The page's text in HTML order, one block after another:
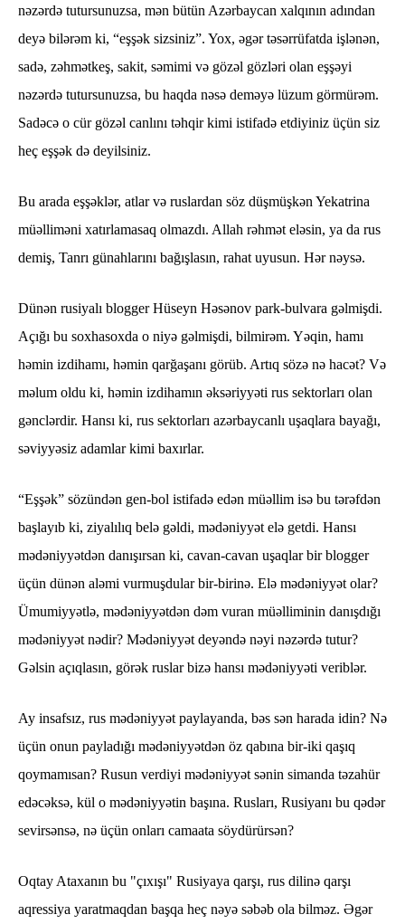
nəzərdə tutursunuzsa, mən bütün Azərbaycan xalqının adından
deyə bilərəm ki, “eşşək sizsiniz”. Yox, əgər təsərrüfatda işlənən,
sadə, zəhmətkeş, sakit, səmimi və gözəl gözləri olan eşşəyi
nəzərdə tutursunuzsa, bu haqda nəsə deməyə lüzum görmürəm.
Sadəcə o cür gözəl canlını təhqir kimi istifadə etdiyiniz üçün siz
heç eşşək də deyilsiniz.
Bu arada eşşəklər, atlar və ruslardan söz düşmüşkən Yekatrina
müəlliməni xatırlamasaq olmazdı. Allah rəhmət eləsin, ya da rus
demiş, Tanrı günahlarını bağışlasın, rahat uyusun. Hər nəysə.
Dünən rusiyalı blogger Hüseyn Həsənov park-bulvara gəlmişdi.
Açığı bu soxhasoxda o niyə gəlmişdi, bilmirəm. Yəqin, hamı
həmin izdihamı, həmin qarğaşanı görüb. Artıq sözə nə hacət? Və
məlum oldu ki, həmin izdihamın əksəriyyəti rus sektorları olan
gənclərdir. Hansı ki, rus sektorları azərbaycanlı uşaqlara bayağı,
səviyyəsiz adamlar kimi baxırlar.
“Eşşək” sözündən gen-bol istifadə edən müəllim isə bu tərəfdən
başlayıb ki, ziyalılıq belə gəldi, mədəniyyət elə getdi. Hansı
mədəniyyətdən danışırsan ki, cavan-cavan uşaqlar bir blogger
üçün dünən aləmi vurmuşdular bir-birinə. Elə mədəniyyət olar?
Ümumiyyətlə, mədəniyyətdən dəm vuran müəlliminin danışdığı
mədəniyyət nədir? Mədəniyyət deyəndə nəyi nəzərdə tutur?
Gəlsin açıqlasın, görək ruslar bizə hansı mədəniyyəti veriblər.
Ay insafsız, rus mədəniyyət paylayanda, bəs sən harada idin? Nə
üçün onun payladığı mədəniyyətdən öz qabına bir-iki qaşıq
qoymamısan? Rusun verdiyi mədəniyyət sənin simanda təzahür
edəcəksə, kül o mədəniyyətin başına. Rusları, Rusiyanı bu qədər
sevirsənsə, nə üçün onları camaata söydürürsən?
Oqtay Ataxanın bu "çıxışı" Rusiyaya qarşı, rus dilinə qarşı
aqressiya yaratmaqdan başqa heç nəyə səbəb ola bilməz. Əgər